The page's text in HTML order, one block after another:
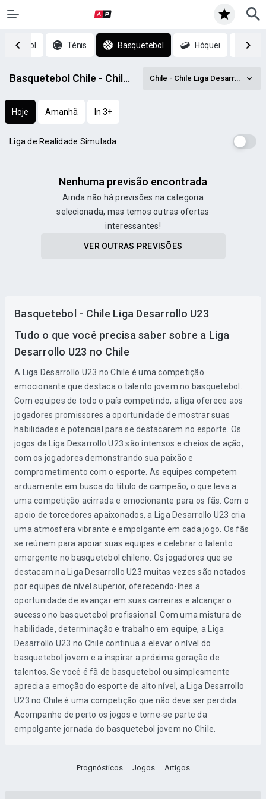
Futebol Ténis Basquetebol Hóquei
Basquetebol Chile - Chile Liga Desarrollo U23 prognósticos Chile - Chile Liga Desarrollo U23
Hoje Amanhã In 3+
Liga de Realidade Simulada
Nenhuma previsão encontrada
Ainda não há previsões na categoria
selecionada, mas temos outras ofertas
interessantes!
VER OUTRAS PREVISÕES
Basquetebol - Chile Liga Desarrollo U23
Tudo o que você precisa saber sobre a Liga
Desarrollo U23 no Chile
A Liga Desarrollo U23 no Chile é uma competição
emocionante que destaca o talento jovem no basquetebol.
Com equipes de todo o país competindo, a liga oferece aos
jogadores promissores a oportunidade de mostrar suas
habilidades e potencial para se destacarem no esporte. Os
jogos da Liga Desarrollo U23 são intensos e cheios de ação,
com os jogadores demonstrando sua paixão e
comprometimento com o esporte. As equipes competem
arduamente em busca do título de campeão, o que leva a
uma competição acirrada e emocionante para os fãs. Com o
apoio de torcedores apaixonados, a Liga Desarrollo U23 cria
uma atmosfera vibrante e empolgante em cada jogo. Os fãs
se reúnem para apoiar suas equipes e celebrar o talento
emergente no basquetebol chileno. Os jogadores que se
destacam na Liga Desarrollo U23 muitas vezes são notados
por equipes de nível superior, oferecendo-lhes a
oportunidade de avançar em suas carreiras e alcançar o
sucesso no basquetebol profissional. Com uma mistura de
habilidade, determinação e trabalho em equipe, a Liga
Desarrollo U23 no Chile continua a elevar o nível do
basquetebol jovem e a inspirar a próxima geração de
talentos. Se você é fã de basquetebol ou simplesmente
aprecia a emoção do esporte de alto nível, a Liga Desarrollo
U23 no Chile é uma competição que não deve ser perdida.
Acompanhe de perto os jogos e torne-se parte da
empolgante jornada do basquetebol jovem no Chile.
Prognósticos Jogos Artigos